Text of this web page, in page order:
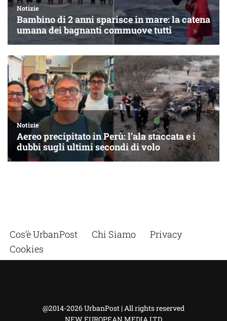
Cos’è UrbanPost Chi Siamo
Privacy
Cookies
@2014-2026 UrbanPost | All rights reserved